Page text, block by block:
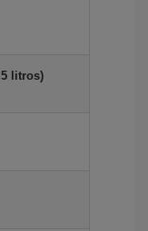
litros)